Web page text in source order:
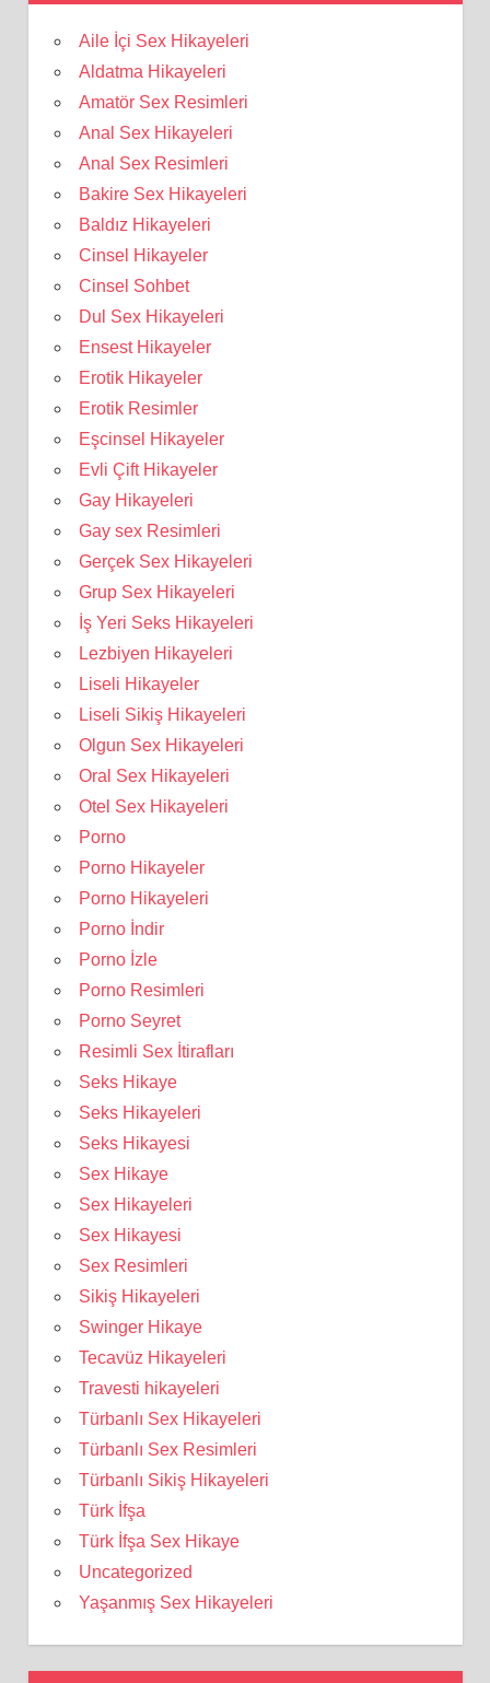
Aile İçi Sex Hikayeleri
Aldatma Hikayeleri
Amatör Sex Resimleri
Anal Sex Hikayeleri
Anal Sex Resimleri
Bakire Sex Hikayeleri
Baldız Hikayeleri
Cinsel Hikayeler
Cinsel Sohbet
Dul Sex Hikayeleri
Ensest Hikayeler
Erotik Hikayeler
Erotik Resimler
Eşcinsel Hikayeler
Evli Çift Hikayeler
Gay Hikayeleri
Gay sex Resimleri
Gerçek Sex Hikayeleri
Grup Sex Hikayeleri
İş Yeri Seks Hikayeleri
Lezbiyen Hikayeleri
Liseli Hikayeler
Liseli Sikiş Hikayeleri
Olgun Sex Hikayeleri
Oral Sex Hikayeleri
Otel Sex Hikayeleri
Porno
Porno Hikayeler
Porno Hikayeleri
Porno İndir
Porno İzle
Porno Resimleri
Porno Seyret
Resimli Sex İtirafları
Seks Hikaye
Seks Hikayeleri
Seks Hikayesi
Sex Hikaye
Sex Hikayeleri
Sex Hikayesi
Sex Resimleri
Sikiş Hikayeleri
Swinger Hikaye
Tecavüz Hikayeleri
Travesti hikayeleri
Türbanlı Sex Hikayeleri
Türbanlı Sex Resimleri
Türbanlı Sikiş Hikayeleri
Türk İfşa
Türk İfşa Sex Hikaye
Uncategorized
Yaşanmış Sex Hikayeleri